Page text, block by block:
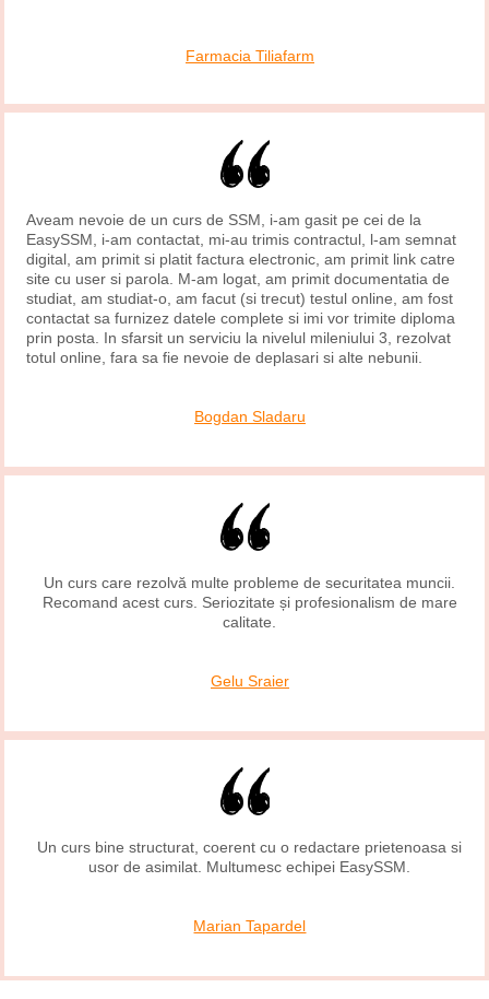
Farmacia Tiliafarm
Aveam nevoie de un curs de SSM, i-am gasit pe cei de la
EasySSM, i-am contactat, mi-au trimis contractul, l-am semnat
digital, am primit si platit factura electronic, am primit link catre
site cu user si parola. M-am logat, am primit documentatia de
studiat, am studiat-o, am facut (si trecut) testul online, am fost
contactat sa furnizez datele complete si imi vor trimite diploma
prin posta. In sfarsit un serviciu la nivelul mileniului 3, rezolvat
totul online, fara sa fie nevoie de deplasari si alte nebunii.
Bogdan Sladaru
Un curs care rezolvă multe probleme de securitatea muncii.
Recomand acest curs. Seriozitate și profesionalism de mare
calitate.
Gelu Sraier
Un curs bine structurat, coerent cu o redactare prietenoasa si
usor de asimilat. Multumesc echipei EasySSM.
Marian Tapardel